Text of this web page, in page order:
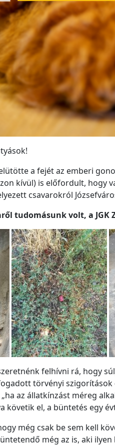
a fejét az emberi
kívül) is előfordult, hogy
csavarokról
tudomásunk volt, a JGK
felhívni rá, hogy
törvényi
az állatkínzást méreg
követik el, a büntetés egy
még csak be sem kell
még az is, aki